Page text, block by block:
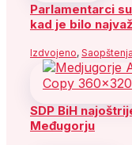
Parlamentarci
kad je bilo
Izdvojeno,
SDP BiH
Međugorju